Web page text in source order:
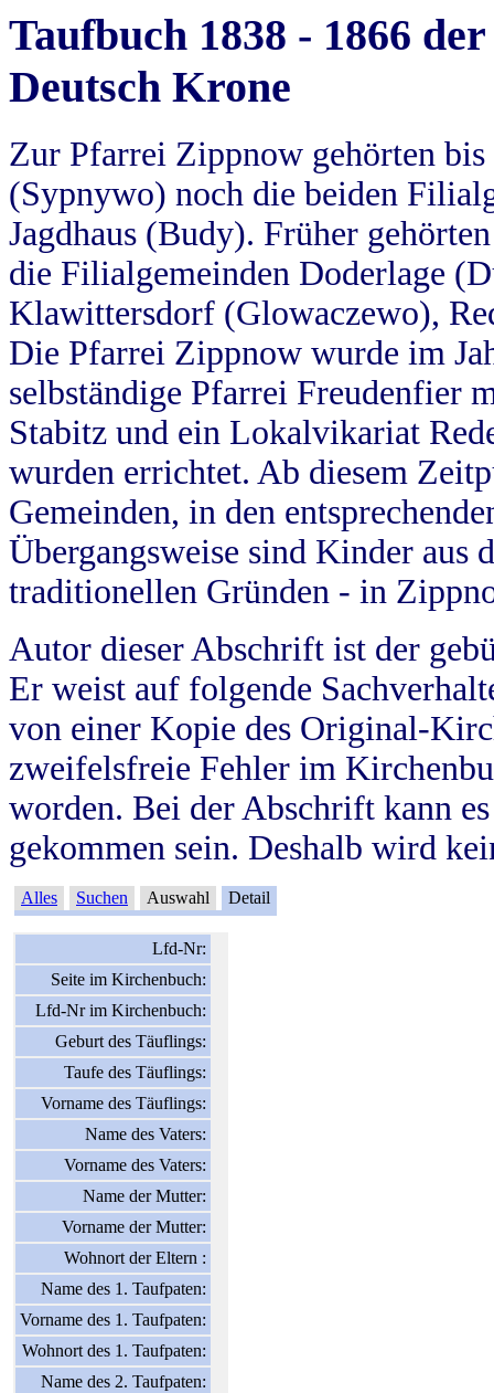
Taufbuch 1838 - 1866
Deutsch Krone
Zur Pfarrei Zippnow gehörten
(Sypnywo) noch die beiden
Jagdhaus (Budy). Früher
die Filialgemeinden Doderlage
Klawittersdorf (Glowaczewo),
Die Pfarrei Zippnow wurde im
selbständige Pfarrei Freudenfier
Stabitz und ein Lokalvikariat
wurden errichtet. Ab diesem
Gemeinden, in den
Übergangsweise sind Kinder aus
traditionellen Gründen - in
Autor dieser Abschrift ist der
Er weist auf folgende
von einer Kopie des Original-
zweifelsfreie Fehler im
worden. Bei der Abschrift kann
gekommen sein. Deshalb wird
Alles Suchen Auswahl Detail
Lfd-Nr:
Seite im Kirchenbuch:
Lfd-Nr im Kirchenbuch:
Geburt des Täuflings:
Taufe des Täuflings:
Vorname des Täuflings:
Name des Vaters:
Vorname des Vaters:
Name der Mutter:
Vorname der Mutter:
Wohnort der Eltern :
Name des 1. Taufpaten:
Vorname des 1. Taufpaten:
Wohnort des 1. Taufpaten:
Name des 2. Taufpaten: